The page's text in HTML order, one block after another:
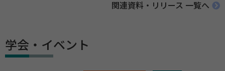
関連資料・リリース 一覧へ
学会・イベント